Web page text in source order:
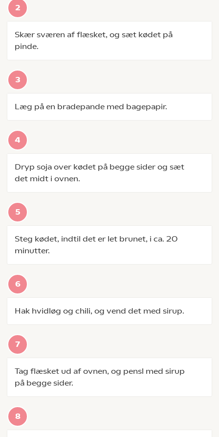
Skær sværen af flæsket, og sæt kødet på
pinde.
Læg på en bradepande med bagepapir.
Dryp soja over kødet på begge sider og sæt
det midt i ovnen.
Steg kødet, indtil det er let brunet, i ca. 20
minutter.
Hak hvidløg og chili, og vend det med sirup.
Tag flæsket ud af ovnen, og pensl med sirup
på begge sider.